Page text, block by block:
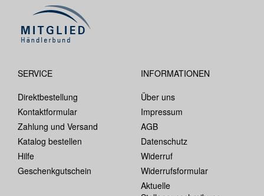
SERVICE
Direktbestellung
Kontaktformular
Zahlung und Versand
Katalog bestellen
Hilfe
Geschenkgutschein
INFORMATIONEN
Über uns
Impressum
AGB
Datenschutz
Widerruf
Widerrufsformular
Aktuelle